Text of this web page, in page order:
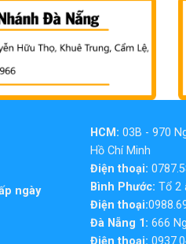
ngày
HCM: 03B - 970
Hồ Chí Minh
Điện thoại:
Bình Phước: Tổ 2
Điện thoại:
Đà Nẵng 1: 666